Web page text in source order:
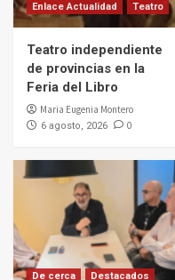
Enlace Actualidad
Teatro
Teatro independiente
de provincias en la
Feria del Libro
Maria Eugenia Montero
6 agosto, 2026 0
De cerca Destacados